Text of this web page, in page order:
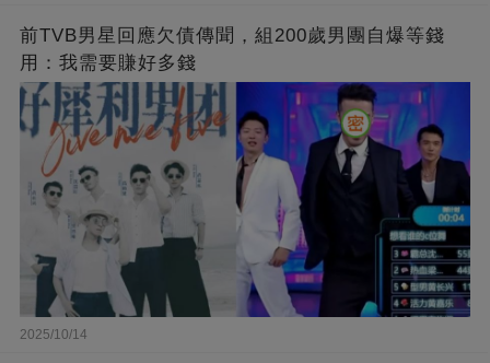
前TVB男星回應欠債傳聞，組200歲男團自爆等錢
用：我需要賺好多錢
2025/10/14